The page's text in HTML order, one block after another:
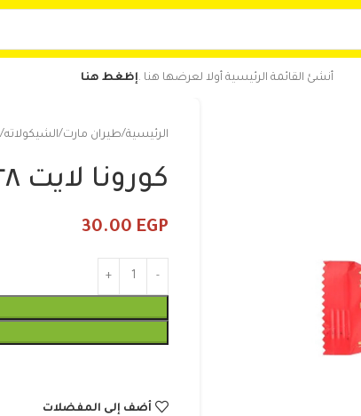
أنشئ القائمة الرئيسية أولا لعرضها هنا .إظغط هنا
الرئيسية طيران مارت الشيكولاته
كورونا لايت ٢٨ جرام
30.00 EGP
أضف إلى المفضلات